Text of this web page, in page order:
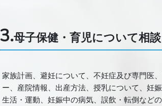
3.母子保健・育児について相談
家族計画、避妊について、不妊症及び専門医
ー、産院情報、出産方法、授乳について、妊
生活・運動、妊娠中の病気、誤飲・転倒など